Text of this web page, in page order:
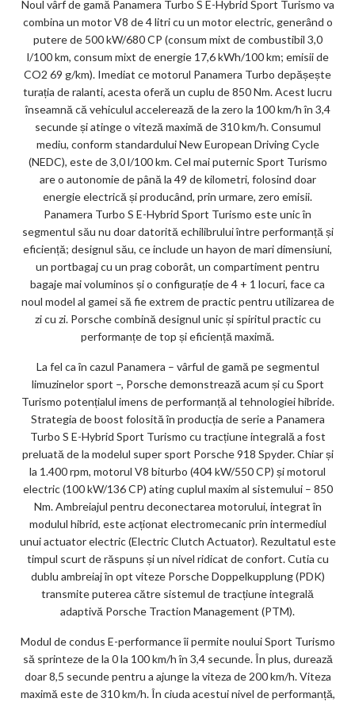
k
m
ar
ks
Noul vârf de gamă Panamera Turbo S E-Hybrid Sport Turismo va
combina un motor V8 de 4 litri cu un motor electric, generând o
putere de 500 kW/680 CP (consum mixt de combustibil 3,0
l/100 km, consum mixt de energie 17,6 kWh/100 km; emisii de
CO2 69 g/km). Imediat ce motorul Panamera Turbo depășește
turația de ralanti, acesta oferă un cuplu de 850 Nm. Acest lucru
înseamnă că vehiculul accelerează de la zero la 100 km/h în 3,4
secunde și atinge o viteză maximă de 310 km/h. Consumul
mediu, conform standardului New European Driving Cycle
(NEDC), este de 3,0 l/100 km. Cel mai puternic Sport Turismo
are o autonomie de până la 49 de kilometri, folosind doar
energie electrică și producând, prin urmare, zero emisii.
Panamera Turbo S E-Hybrid Sport Turismo este unic în
segmentul său nu doar datorită echilibrului între performanță și
eficiență; designul său, ce include un hayon de mari dimensiuni,
un portbagaj cu un prag coborât, un compartiment pentru
bagaje mai voluminos și o configurație de 4 + 1 locuri, face ca
noul model al gamei să fie extrem de practic pentru utilizarea de
zi cu zi. Porsche combină designul unic și spiritul practic cu
performanțe de top și eficiență maximă.
La fel ca în cazul Panamera – vârful de gamă pe segmentul
limuzinelor sport –, Porsche demonstrează acum și cu Sport
Turismo potențialul imens de performanță al tehnologiei hibride.
Strategia de boost folosită în producția de serie a Panamera
Turbo S E-Hybrid Sport Turismo cu tracțiune integrală a fost
preluată de la modelul super sport Porsche 918 Spyder. Chiar și
la 1.400 rpm, motorul V8 biturbo (404 kW/550 CP) și motorul
electric (100 kW/136 CP) ating cuplul maxim al sistemului – 850
Nm. Ambreiajul pentru deconectarea motorului, integrat în
modulul hibrid, este acționat electromecanic prin intermediul
unui actuator electric (Electric Clutch Actuator). Rezultatul este
timpul scurt de răspuns și un nivel ridicat de confort. Cutia cu
dublu ambreiaj în opt viteze Porsche Doppelkupplung (PDK)
transmite puterea către sistemul de tracțiune integrală
adaptivă Porsche Traction Management (PTM).
Modul de condus E-performance îi permite noului Sport Turismo
să sprinteze de la 0 la 100 km/h în 3,4 secunde. În plus, durează
doar 8,5 secunde pentru a ajunge la viteza de 200 km/h. Viteza
maximă este de 310 km/h. În ciuda acestui nivel de performanță,